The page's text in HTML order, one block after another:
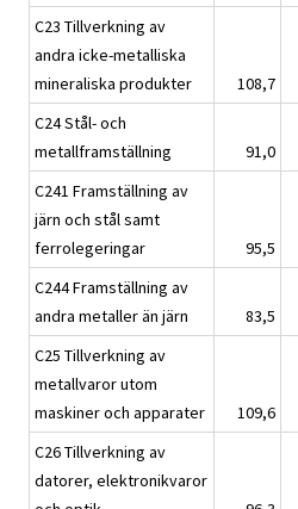
C23 Tillverkning av
andra icke-metalliska
mineraliska produkter
108,7
C24 Stål- och
metallframställning
91,0
C241 Framställning av
järn och stål samt
ferrolegeringar
95,5
C244 Framställning av
andra metaller än järn
83,5
C25 Tillverkning av
metallvaror utom
maskiner och apparater
109,6
C26 Tillverkning av
datorer, elektronikvaror